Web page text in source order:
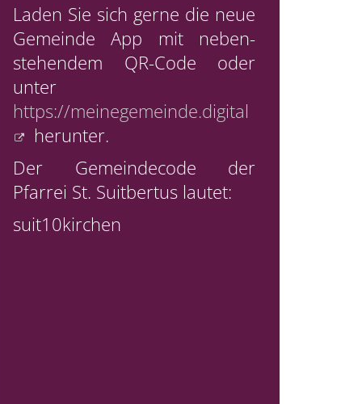
Laden Sie sich gerne die neue
Gemeinde App mit neben-
stehendem QR-Code oder
unter
https://meinegemeinde.digital
herunter.
Der Gemeindecode der
Pfarrei St. Suitbertus lautet:
suit10kirchen